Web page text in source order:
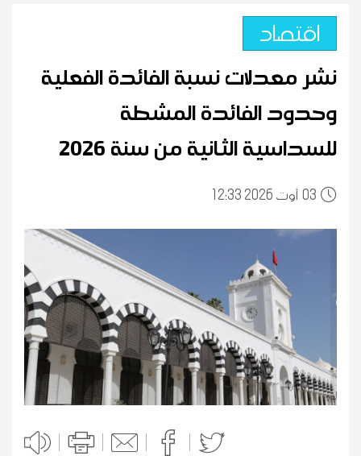
اقتصاد
نشر معدلات نسبة الفائدة الفعلية
وحدود الفائدة المشطة
للسداسية الثانية من سنة 2026
0312:33 2026 أوت